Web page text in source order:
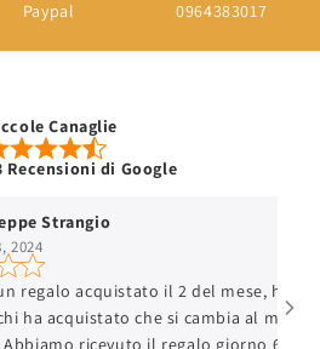
Paypal
0964383017
Canaglie
Recensioni di Google
Strangio
regalo acquistato il 2 del mese, hanno
ha acquistato che si cambia al massimo
ricevuto il regalo giorno 6,